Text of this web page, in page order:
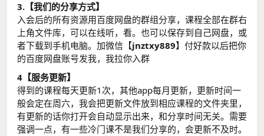
3.【我们的分享方式】
入会后的所有资源用百度网盘的群组分享，课程全部在群右
上角文件库，可以在线听，看。也可以保存到自己网盘，或
者下载到手机电脑。加微信【jnztxy889】付好款以后把你
的百度网盘账号发我，我拉你入群
4【服务更新】
得到的课程每天更新1次，其他app每月更新，更新时间一
般会定在周六，我会把更新文件放到相应课程的文件夹里，
有更新的话你打开会自动显示出来，和分享时间无关。需要
强调一点，有一些冷门课不是我们分享的，会更新不及时。